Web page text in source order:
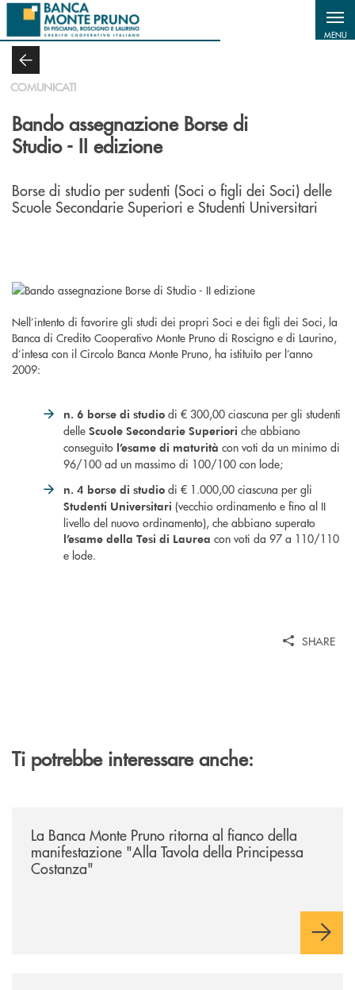
Salta al contenuto principale
MENU
COMUNICATI
Bando assegnazione Borse di
Studio - II edizione
Borse di studio per sudenti (Soci o figli dei Soci) delle
Scuole Secondarie Superiori e Studenti Universitari
Nell’intento di favorire gli studi dei propri Soci e dei figli dei Soci, la
Banca di Credito Cooperativo Monte Pruno di Roscigno e di Laurino,
d’intesa con il Circolo Banca Monte Pruno, ha istituito per l’anno
2009:
n. 6 borse di studio di € 300,00 ciascuna per gli studenti
delle Scuole Secondarie Superiori che abbiano
conseguito l’esame di maturità con voti da un minimo di
96/100 ad un massimo di 100/100 con lode;
n. 4 borse di studio di € 1.000,00 ciascuna per gli
Studenti Universitari (vecchio ordinamento e fino al II
livello del nuovo ordinamento), che abbiano superato
l’esame della Tesi di Laurea con voti da 97 a 110/110
e lode.
SHARE
Ti potrebbe interessare anche:
La Banca Monte Pruno ritorna al fianco della
manifestazione "Alla Tavola della Principessa
Costanza"